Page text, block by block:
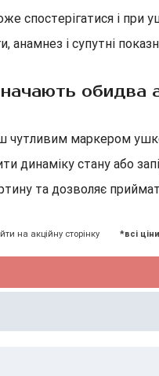
спостерігатися і при
анамнез і супутні
обидва
чутливим маркером
динаміку стану або
та дозволяє
на акційну сторінку *всі